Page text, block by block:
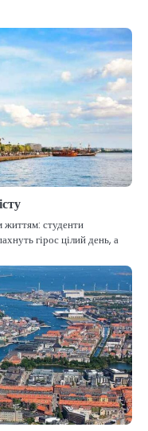
життям: студенти
гірос цілий день, а